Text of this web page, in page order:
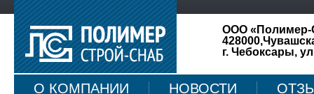
ООО «Полимер-
г. Чебоксары,
О КОМПАНИИ НОВОСТИ